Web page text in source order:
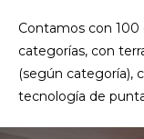
Contamos con 100
categorías, con
(según categoría),
tecnología de